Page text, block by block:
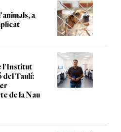
a
l'Institut
del Taulí:
de la Nau